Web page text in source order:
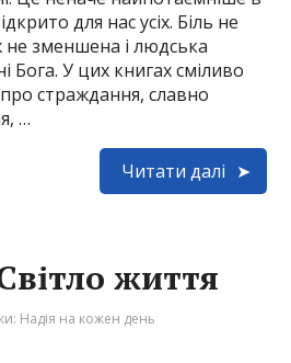
для нас усіх. Біль не
зменшена і людська
Бога. У цих книгах сміливо
страждання, славно
…
Читати далі
життя
Надія на кожен день